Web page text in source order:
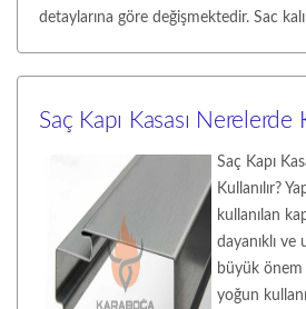
detaylarına göre değişmektedir. Sac
Saç Kapı Kasası Nerelerde
Saç Kapı
Kullanılır?
kullanılan
dayanıklı ve
büyük önem
yoğun